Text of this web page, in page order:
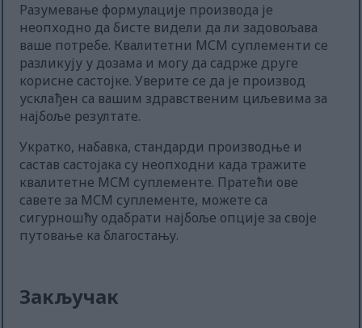
Разумевање формулације производа је
неопходно да бисте видели да ли задовољава
ваше потребе. Квалитетни МСМ суплементи се
разликују у дозама и могу да садрже друге
корисне састојке. Уверите се да је производ
усклађен са вашим здравственим циљевима за
најбоље резултате.
Укратко, набавка, стандарди производње и
састав састојака су неопходни када тражите
квалитетне МСМ суплементе. Пратећи ове
савете за МСМ суплементе, можете са
сигурношћу одабрати најбоље опције за своје
путовање ка благостању.
Закључак